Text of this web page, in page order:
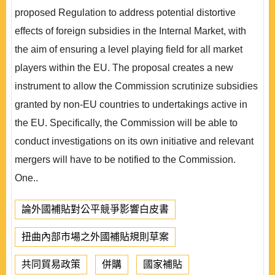
proposed Regulation to address potential distortive
effects of foreign subsidies in the Internal Market, with
the aim of ensuring a level playing field for all market
players within the EU. The proposal creates a new
instrument to allow the Commission scrutinize subsidies
granted by non-EU countries to undertakings active in
the EU. Specifically, the Commission will be able to
conduct investigations on its own initiative and relevant
mergers will have to be notified to the Commission.
One..
論外國補貼對公平競爭影響白皮書
扭曲內部市場之外國補貼規則草案
共同貿易政策 併購 國家補貼